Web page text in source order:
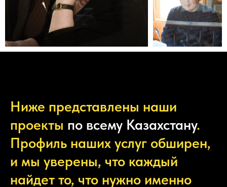
Ниже представлены наши
проекты по всему Казахстану.
Профиль наших услуг обширен,
и мы уверены, что каждый
найдет то, что нужно именно